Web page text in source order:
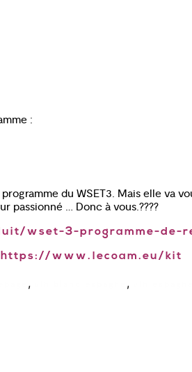
:
du WSET3. Mais elle va
passionné … Donc à vous.????
wset-3-programme-de-
https://www.lecoam.eu/kit
, ,